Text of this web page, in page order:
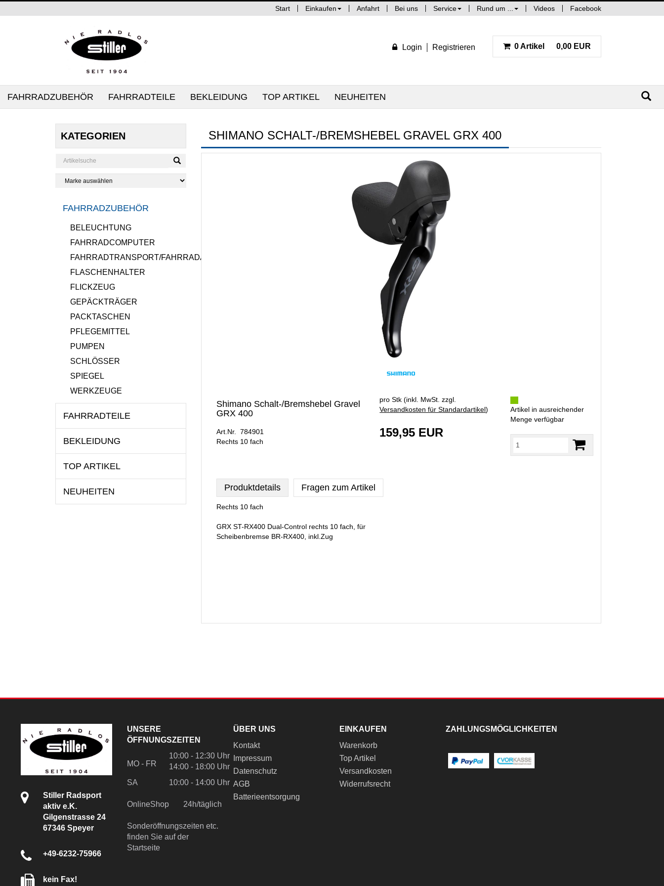
Start Einkaufen Anfahrt Bei uns Service Rund um ... Videos Facebook
Login Registrieren 0 Artikel 0,00 EUR
FAHRRADZUBEHÖR FAHRRADTEILE BEKLEIDUNG TOP ARTIKEL NEUHEITEN
KATEGORIEN
FAHRRADZUBEHÖR
BELEUCHTUNG
FAHRRADCOMPUTER
FAHRRADTRANSPORT/FAHRRADANHÄNGER
FLASCHENHALTER
FLICKZEUG
GEPÄCKTRÄGER
PACKTASCHEN
PFLEGEMITTEL
PUMPEN
SCHLÖSSER
SPIEGEL
WERKZEUGE
FAHRRADTEILE
BEKLEIDUNG
TOP ARTIKEL
NEUHEITEN
SHIMANO SCHALT-/BREMSHEBEL GRAVEL GRX 400
Shimano Schalt-/Bremshebel Gravel
GRX 400
Art.Nr. 784901
Rechts 10 fach
pro Stk (inkl. MwSt. zzgl.
Versandkosten für Standardartikel)
159,95 EUR
Artikel in ausreichender
Menge verfügbar
Produktdetails Fragen zum Artikel
Rechts 10 fach
GRX ST-RX400 Dual-Control rechts 10 fach, für
Scheibenbremse BR-RX400, inkl.Zug
Stiller Radsport
aktiv e.K.
Gilgenstrasse 24
67346 Speyer
+49-6232-75966
kein Fax!
UNSERE
ÖFFNUNGSZEITEN
MO - FR
10:00 - 12:30 Uhr
14:00 - 18:00 Uhr
SA
10:00 - 14:00 Uhr
OnlineShop 24h/täglich
Sonderöffnungszeiten etc.
finden Sie auf der
Startseite
ÜBER UNS
Kontakt
Impressum
Datenschutz
AGB
Batterieentsorgung
EINKAUFEN
Warenkorb
Top Artikel
Versandkosten
Widerrufsrecht
ZAHLUNGSMÖGLICHKEITEN